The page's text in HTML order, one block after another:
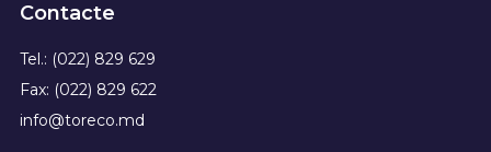
Contacte
Tel.: (022) 829 629
Fax: (022) 829 622
info@toreco.md